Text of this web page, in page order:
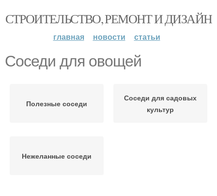
СТРОИТЕЛЬСТВО, РЕМОНТ И ДИЗАЙН
главная новости статьи
Соседи для овощей
Полезные соседи
Соседи для садовых
культур
Нежеланные соседи